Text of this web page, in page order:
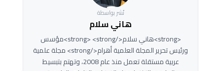
نُشر بواسطة
هاني سلام
<strong>هاني سلام</strong> <strong>مؤسس
ورئيس تحرير المجلة العلمية أهرام</strong> مجلة علمية
عربية مستقلة تعمل منذ عام 2008، وتهتم بتبسيط